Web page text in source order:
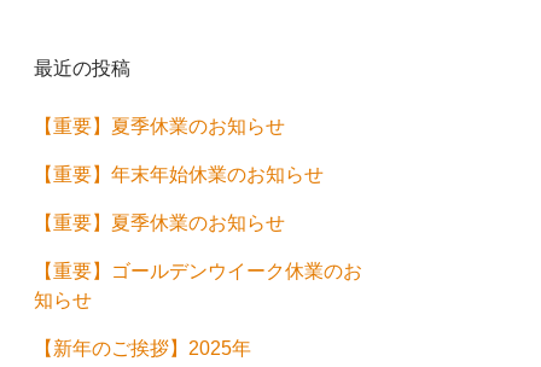
最近の投稿
【重要】夏季休業のお知らせ
【重要】年末年始休業のお知らせ
【重要】夏季休業のお知らせ
【重要】ゴールデンウイーク休業のお
知らせ
【新年のご挨拶】2025年